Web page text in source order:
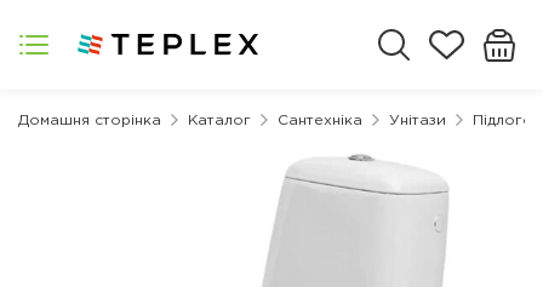
Домашня сторінка Каталог Сантехніка Унітази